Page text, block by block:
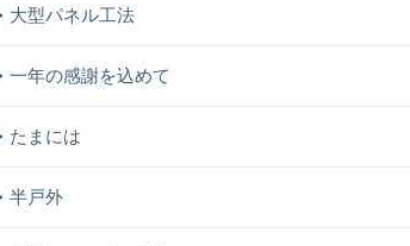
大型パネル工法
一年の感謝を込めて
たまには
半戸外